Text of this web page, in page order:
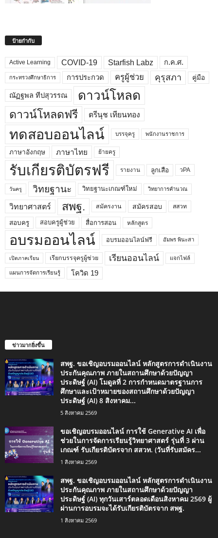
ป้ายกำกับ
Active Learning COVID-19 Starfish Labz ก.ค.ศ.
กระทรวงศึกษาธิการ การประกวด ครูผู้ช่วย คุรุสภา คู่มือ
ณัฏฐพล ทีปสุวรรณ ดาวน์โหลด
ดาวน์โหลดฟรี ตรีนุช เทียนทอง
ทดสอบออนไลน์ บรรจุครู พนักงานราชการ
ภาษาอังกฤษ ภาษาไทย ย้ายครู
รับเกียรติบัตรฟรี รายงาน ลูกเสือ วPA
วันครู วิทยฐานะ วิทยฐานะเกณฑ์ใหม่ วิทยาการคำนวณ
วิทยาศาสตร์ สพฐ. สมัครงาน สมัครสอบ สสวท
สอบครู สอบครูผู้ช่วย สื่อการสอน หลักสูตร
อบรมออนไลน์ อบรมออนไลน์ฟรี อัมพร พินะสา
เปิดภาคเรียน เรียกบรรจุครูผู้ช่วย เรียนออนไลน์ แจกไฟล์
แผนการจัดการเรียนรู้ โควิด 19
ข่าวมากยิ่งขึ้น
สพฐ. ขอเชิญอบรมออนไลน์ หลักสูตรการดำเนินงาน
ประกันคุณภาพ ภายในสถานศึกษาด้วยปัญญา
ประดิษฐ์ (AI) โมดูลที่ 2 การกำหนดมาตรฐานการ
ศึกษาและเป้าหมายของสถานศึกษาด้วยปัญญา
ประดิษฐ์ (AI) 8 สิงหาคม...
5 สิงหาคม 2569
ขอเชิญอบรมออนไลน์ การใช้ Generative AI เพื่อ
ช่วยในการจัดการเรียนรู้วิทยาศาสตร์ รุ่นที่ 3 ผ่าน
เกณฑ์ รับเกียรติบัตรจาก สสวท. (วันที่รับสมัคร...
1 สิงหาคม 2569
สพฐ. ขอเชิญอบรมออนไลน์ หลักสูตรการดำเนินงาน
ประกันคุณภาพ ภายในสถานศึกษาด้วยปัญญา
ประดิษฐ์ (AI) ทุกวันเสาร์ตลอดเดือนสิงหาคม 2569 ผู้
ผ่านการอบรมจะได้รับเกียรติบัตรจาก สพฐ.
1 สิงหาคม 2569